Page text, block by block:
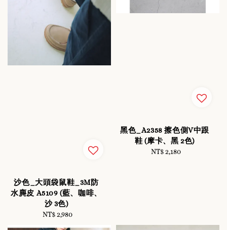
沙色_大頭袋鼠鞋_3M防
水麂皮 A5109 (藍、咖啡、
沙 3色)
Regular
NT$ 2,980
黑色_A2358 擦色側V中跟
鞋 (摩卡、黑 2色)
Regular
NT$ 2,180